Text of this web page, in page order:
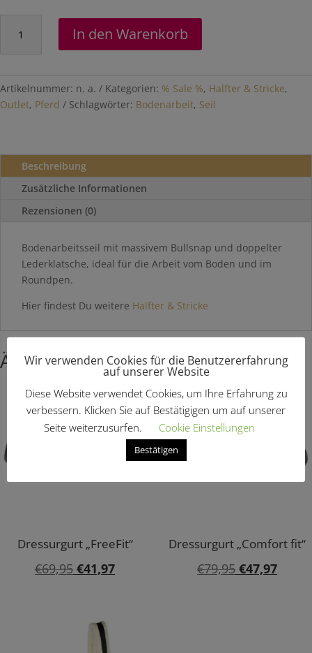
Bodenarbeitsseil
Menge
In den Warenkorb
Artikelnummer: n. a. Kategorien: % Sale %, Halfter & Stricke,
Outlet, Pferd Schlagwörter: Bodenarbeit, Seil
Beschreibung
Zusätzliche Informationen
Rezensionen (0)
Bodenarbeitsseil mit massivem Bullsnap und doppelter
Lederklatsche, ideal für die Arbeit vom Boden und im
Roundpen.
Hier findest Du weitere Halfter & Stricke
Ähnliche Produkte
Angebot!
Dressurgurt „FreeFit“
€69,95 Ursprünglicher
€69,95
€41,97Aktueller
Angebot!
Dressurgurt „Comfort fit“
€79,95 €47,97
Wir verwenden Cookies für die Benutzererfahrung
auf unserer Website
Diese Website verwendet Cookies, um Ihre Erfahrung zu
verbessern. Klicken Sie auf Bestätigigen um auf unserer
Seite weiterzusurfen.
Cookie Einstellungen
Bestätigen